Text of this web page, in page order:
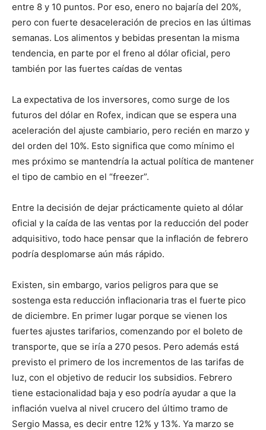
entre 8 y 10 puntos. Por eso, enero no bajaría del 20%,
pero con fuerte desaceleración de precios en las últimas
semanas. Los alimentos y bebidas presentan la misma
tendencia, en parte por el freno al dólar oficial, pero
también por las fuertes caídas de ventas
La expectativa de los inversores, como surge de los
futuros del dólar en Rofex, indican que se espera una
aceleración del ajuste cambiario, pero recién en marzo y
del orden del 10%. Esto significa que como mínimo el
mes próximo se mantendría la actual política de mantener
el tipo de cambio en el “freezer”.
Entre la decisión de dejar prácticamente quieto al dólar
oficial y la caída de las ventas por la reducción del poder
adquisitivo, todo hace pensar que la inflación de febrero
podría desplomarse aún más rápido.
Existen, sin embargo, varios peligros para que se
sostenga esta reducción inflacionaria tras el fuerte pico
de diciembre. En primer lugar porque se vienen los
fuertes ajustes tarifarios, comenzando por el boleto de
transporte, que se iría a 270 pesos. Pero además está
previsto el primero de los incrementos de las tarifas de
luz, con el objetivo de reducir los subsidios. Febrero
tiene estacionalidad baja y eso podría ayudar a que la
inflación vuelva al nivel crucero del último tramo de
Sergio Massa, es decir entre 12% y 13%. Ya marzo se